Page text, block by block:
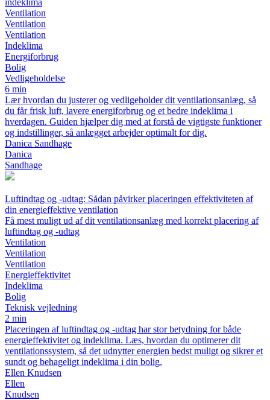
Ventilation
Ventilation
Ventilation
Indeklima
Energiforbrug
Bolig
Vedligeholdelse
6 min
Lær hvordan du justerer og vedligeholder dit ventilationsanlæg, så
du får frisk luft, lavere energiforbrug og et bedre indeklima i
hverdagen. Guiden hjælper dig med at forstå de vigtigste funktioner
og indstillinger, så anlægget arbejder optimalt for dig.
Danica Sandhage
Danica
Sandhage
Luftindtag og -udtag: Sådan påvirker placeringen effektiviteten af
din energieffektive ventilation
Få mest muligt ud af dit ventilationsanlæg med korrekt placering af
luftindtag og -udtag
Ventilation
Ventilation
Ventilation
Energieffektivitet
Indeklima
Bolig
Teknisk vejledning
2 min
Placeringen af luftindtag og -udtag har stor betydning for både
energieffektivitet og indeklima. Læs, hvordan du optimerer dit
ventilationssystem, så det udnytter energien bedst muligt og sikrer et
sundt og behageligt indeklima i din bolig.
Ellen Knudsen
Ellen
Knudsen